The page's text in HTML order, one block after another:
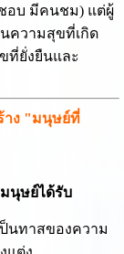
อบ มีคนชม) แต่ผู้
นความสุขที่เกิด
ที่ยั่งยืนและ
าง "มนุษย์ที่
นุษย์ได้รับ
นทาสของความ